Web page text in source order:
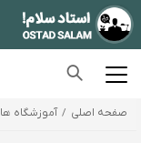
صفحه اصلی آموزشگاه ها